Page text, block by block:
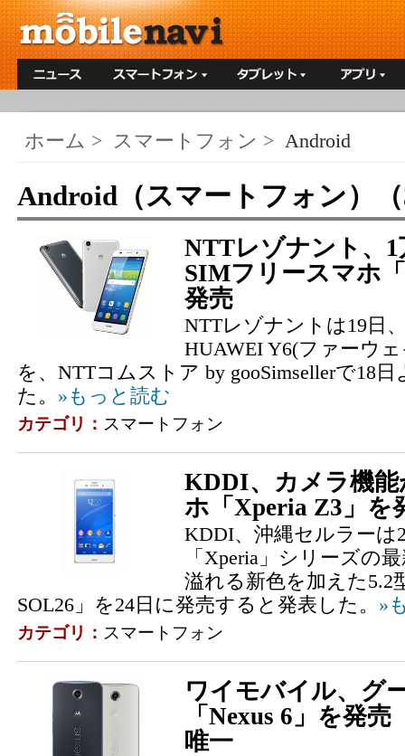
ホーム > スマートフォン > Android
Android（スマートフォン）
NTTレゾナント、1
SIMフリースマホ
発売
NTTレゾナントは19日
HUAWEI Y6(ファーウ
を、NTTコムストア by gooSimsellerで18
た。 »もっと読む
カテゴリ： スマートフォン
KDDI、カメラ機能
ホ「Xperia Z3」
KDDI、沖縄セルラーは
「Xperia」シリーズの
溢れる新色を加えた5.2
SOL26」を24日に発売すると発表した。 »
カテゴリ： スマートフォン
ワイモバイル、グ
「Nexus 6」を発
唯一